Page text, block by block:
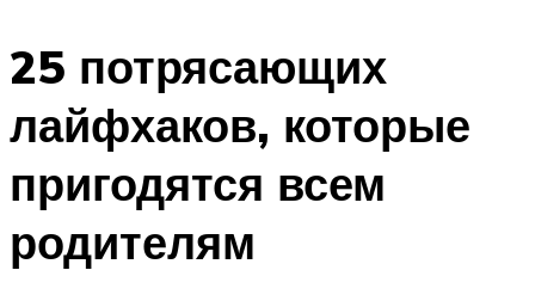
25 потрясающих
лайфхаков, которые
пригодятся всем
родителям